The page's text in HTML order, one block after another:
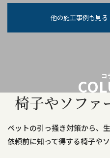
他の施工事例も見る
コ
椅子やソファ
ペットの引っ掻き対策から、
依頼前に知って得する椅子や